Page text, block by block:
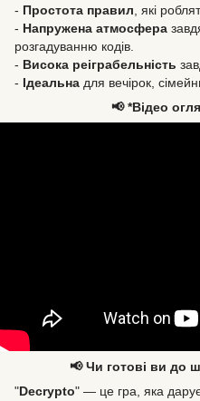
- Простота правил , які
- Напружена атмосфера
розгадуванню кодів.
- Висока реіграбельність
- Ідеальна для вечірок,
📢 *Відео
📢 Чи готові ви до
"Decrypto" — це гра, яка дарує